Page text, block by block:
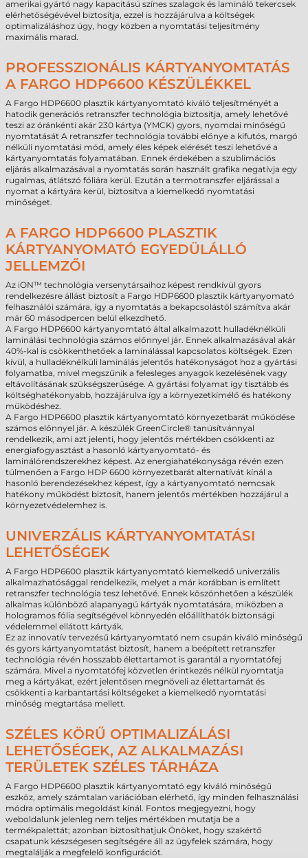
amerikai gyártó nagy kapacitású színes szalagok és lamináló tekercsek
elérhetőségévével biztosítja, ezzel is hozzájárulva a költségek
optimalizáláshoz úgy, hogy közben a nyomtatási teljesítmény
maximális marad.
PROFESSZIONÁLIS KÁRTYANYOMTATÁS
A FARGO HDP6600 KÉSZÜLÉKKEL
A Fargo HDP6600 plasztik kártyanyomtató kiváló teljesítményét a
hatodik generációs retranszfer technológia biztosítja, amely lehetővé
teszi az óránkénti akár 230 kártya (YMCK) gyors, nyomdai minőségű
nyomtatását A retranszfer technológia további előnye a kifutós, margó
nélküli nyomtatási mód, amely éles képek elérését teszi lehetővé a
kártyanyomtatás folyamatában. Ennek érdekében a szublimációs
eljárás alkalmazásával a nyomtatás során használt grafika negatívja egy
rugalmas, átlátszó fóliára kerül. Ezután a termotranszfer eljárással a
nyomat a kártyára kerül, biztosítva a kiemelkedő nyomtatási
minőséget.
A FARGO HDP6600 PLASZTIK
KÁRTYANYOMATÓ EGYEDÜLÁLLÓ
JELLEMZŐI
Az iON™ technológia versenytársaihoz képest rendkívül gyors
rendelkezésre állást biztosít a Fargo HDP6600 plasztik kártyanyomató
felhasználói számára, így a nyomtatás a bekapcsolástól számítva akár
már 60 másodpercen belül elkezdhető.
A Fargo HDP6600 kártyanyomtató által alkalmazott hulladéknélküli
laminálási technológia számos előnnyel jár. Ennek alkalmazásával akár
40%-kal is csökkenthetőek a laminálással kapcsolatos költségek. Ezen
kívül, a hulladéknélküli laminálás jelentős hatékonyságot hoz a gyártási
folyamatba, mivel megszűnik a felesleges anyagok kezelésének vagy
eltávolításának szükségszerűsége. A gyártási folyamat így tisztább és
költséghatékonyabb, hozzájárulva így a környezetkímélő és hatékony
működéshez.
A Fargo HDP6600 plasztik kártyanyomtató környezetbarát működése
számos előnnyel jár. A készülék GreenCircle® tanúsítvánnyal
rendelkezik, ami azt jelenti, hogy jelentős mértékben csökkenti az
energiafogyasztást a hasonló kártyanyomtató- és
laminálórendszerekhez képest. Az energiahatékonysága révén ezen
túlmenően a Fargo HDP 6600 környezetbarát alternatívát kínál a
hasonló berendezésekhez képest, így a kártyanyomtató nemcsak
hatékony működést biztosít, hanem jelentős mértékben hozzájárul a
környezetvédelemhez is.
UNIVERZÁLIS KÁRTYANYOMTATÁSI
LEHETŐSÉGEK
A Fargo HDP6600 plasztik kártyanyomtató kiemelkedő univerzális
alkalmazhatósággal rendelkezik, melyet a már korábban is említett
retranszfer technológia tesz lehetővé. Ennek köszönhetően a készülék
alkalmas különböző alapanyagú kártyák nyomtatására, miközben a
hologramos fólia segítségével könnyedén előállíthatók biztonsági
védelemmel ellátott kártyák.
Ez az innovatív tervezésű kártyanyomtató nem csupán kiváló minőségű
és gyors kártyanyomtatást biztosít, hanem a beépített retranszfer
technológia révén hosszabb élettartamot is garantál a nyomtatófej
számára. Mivel a nyomtatófej közvetlen érintkezés nélkül nyomtatja
meg a kártyákat, ezért jelentősen megnöveli az élettartamát és
csökkenti a karbantartási költségeket a kiemelkedő nyomtatási
minőség megtartása mellett.
SZÉLES KÖRŰ OPTIMALIZÁLÁSI
LEHETŐSÉGEK, AZ ALKALMAZÁSI
TERÜLETEK SZÉLES TÁRHÁZA
A Fargo HDP6600 plasztik kártyanyomtató egy kiváló minőségű
eszköz, amely számtalan variációban elérhető, így minden felhasználási
módra optimális megoldást kínál. Fontos megjegyezni, hogy
weboldalunk jelenleg nem teljes mértékben mutatja be a
termékpalettát; azonban biztosíthatjuk Önöket, hogy szakértő
csapatunk készségesen segítségére áll az ügyfelek számára, hogy
megtalálják a megfelelő konfigurációt.